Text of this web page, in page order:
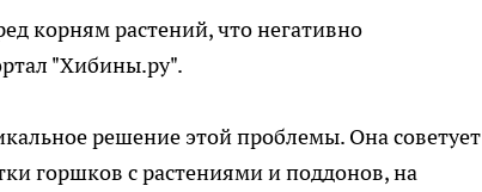
корням растений, что негативно
"Хибины.ру".
решение этой проблемы. Она советует
горшков с растениями и поддонов, на